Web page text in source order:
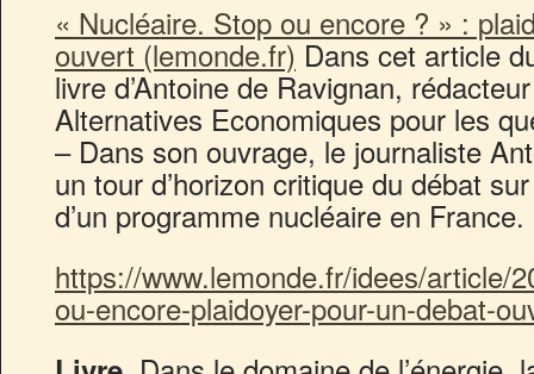
« Nucléaire. Stop ou encore ? » :
ouvert (lemonde.fr) Dans cet article
livre d’Antoine de Ravignan,
Alternatives Economiques pour les
– Dans son ouvrage, le journaliste
un tour d’horizon critique du débat
d’un programme nucléaire en France.
https://www.lemonde.fr/idees/article/
ou-encore-plaidoyer-pour-un-debat-